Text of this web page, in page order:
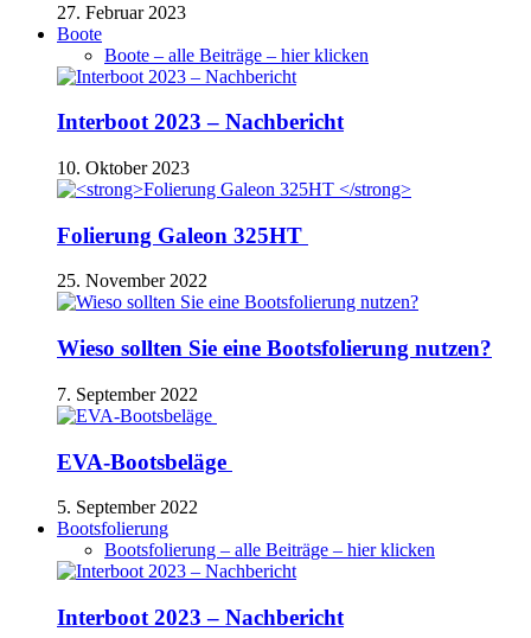
27. Februar 2023
Boote
Boote – alle Beiträge – hier klicken
Interboot 2023 – Nachbericht
10. Oktober 2023
Folierung Galeon 325HT
25. November 2022
Wieso sollten Sie eine Bootsfolierung nutzen?
7. September 2022
EVA-Bootsbeläge
5. September 2022
Bootsfolierung
Bootsfolierung – alle Beiträge – hier klicken
Interboot 2023 – Nachbericht